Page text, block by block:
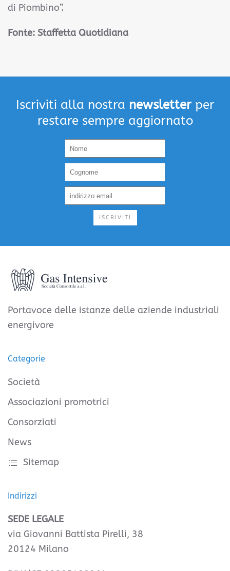
di Piombino”.
Fonte: Staffetta Quotidiana
Iscriviti alla nostra newsletterper
restare sempre aggiornato
ISCRIVITI
Portavoce delle istanze delle aziende industriali
energivore
Categorie
Società
Associazioni promotrici
Consorziati
News
Sitemap
Indirizzi
SEDE LEGALE
via Giovanni Battista Pirelli, 38
20124 Milano